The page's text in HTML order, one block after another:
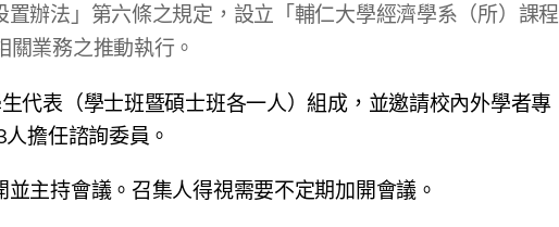
辦法」第六條之規定，設立「輔仁大學經濟學系（所）課程
關業務之推動執行。
代表（學士班暨碩士班各一人）組成，並邀請校內外學者專
擔任諮詢委員。
主持會議。召集人得視需要不定期加開會議。